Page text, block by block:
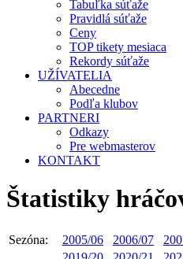
Tabuľka súťaže
Pravidlá súťaže
Ceny
TOP tikety mesiaca
Rekordy súťaže
UŽÍVATELIA
Abecedne
Podľa klubov
PARTNERI
Odkazy
Pre webmasterov
KONTAKT
Štatistiky
Sezóna: 2005/06 2006/07